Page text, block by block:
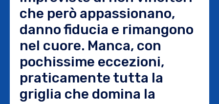
che però appassionano,
danno fiducia e rimangono
nel cuore. Manca, con
pochissime eccezioni,
praticamente tutta la
griglia che domina la